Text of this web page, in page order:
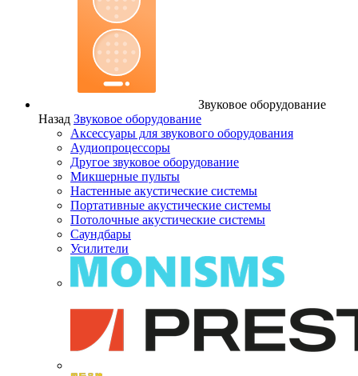
Звуковое оборудование
Назад Звуковое оборудование
Аксессуары для звукового оборудования
Аудиопроцессоры
Другое звуковое оборудование
Микшерные пульты
Настенные акустические системы
Портативные акустические системы
Потолочные акустические системы
Саундбары
Усилители